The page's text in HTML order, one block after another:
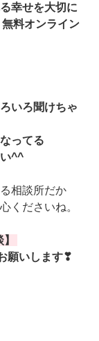
幸せを大切に
料オンライン
いろ聞けちゃ
ってる
^^
相談所だか
くださいね。
願いします❣